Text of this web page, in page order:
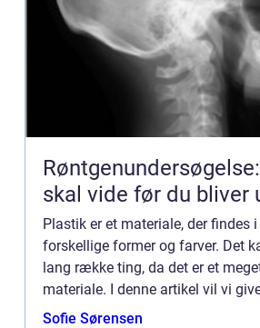
skal vide før du bliver
Plastik er et materiale, der findes
forskellige former og farver. Det
lang række ting, da det er et
materiale. I denne artikel vil vi
over plastik og dens historie
Sofie Sørensen